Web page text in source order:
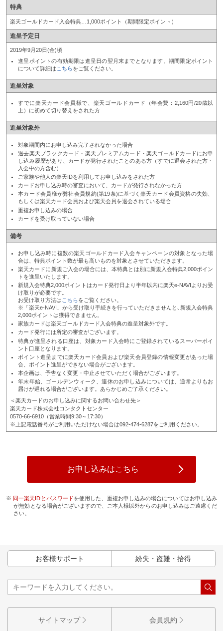
特典
楽天ゴールドカード入会特典…1,000ポイント（期間限定ポイント）
進呈予定日
2019年9月20日(金)頃
進呈ポイントの有効期限は進呈日の翌月末までとなります。期間限定ポイント
について詳細は こちらをご覧ください。
進呈対象
すでに楽天カード会員様で、楽天ゴールドカード（年会費：2,160円/20歳以
上）に初めて切り替えをされた方
進呈対象外
対象期間内にお申し込み完了されなかった場合
過去楽天ブラックカード・楽天プレミアムカード・楽天ゴールドカードにお申
し込み履歴があり、カードが発行されたことのある方（すでに退会された方・
入会中の方含む）
ご家族や他人の楽天IDを利用してお申し込みをされた方
カードお申し込み時の審査において、カードが発行されなかった方
本カード会員様が弊社会員規約(第19条)に基づく楽天カード会員資格の失効、
もしくは楽天カード会員および楽天会員を退会されている場合
重複お申し込みの場合
カードを受け取っていない場合
備考
お申し込み時に複数の楽天ゴールドカード入会キャンペーンの対象となった場
合は、特典ポイント数が最も高いものを対象とさせていただきます。
楽天カードに新規ご入会の場合には、本特典とは別に新規入会特典2,000ポイン
トを進呈いたします。
新規入会特典2,000ポイントはカード発行日より半年以内に楽天e-NAVIよりお受
け取りが必要です。
お受け取り方法は こちらをご覧ください。
※「楽天e-NAVI」から受け取り手続きを行っていただきませんと､新規入会特典
2,000ポイントは獲得できません。
家族カードは楽天ゴールドカード入会特典の進呈対象外です。
カード発行には所定の審査がございます。
特典が進呈される口座は、対象カード入会時にご登録されているスーパーポイ
ント口座となります。
ポイント進呈までに楽天カード会員および楽天会員登録の情報変更があった場
合、ポイント進呈ができない場合がございます。
本企画は、予告なく変更・中止させていただく場合がございます。
年末年始、ゴールデンウィーク、連休のお申し込みについては、通常よりもお
届けが遅れる場合がございます。あらかじめご了承ください。
＜楽天カードのお申し込みに関するお問い合わせ先＞
楽天カード株式会社コンタクトセンター
0570-66-6910（営業時間9:30～17:30）
※上記電話番号がご利用いただけない場合は092-474-6287をご利用ください。
お申し込みはこちら
※ 同一楽天IDとパスワードを使用した、重複お申し込みの場合についてはお申し込み
が無効となる場合がございますので、ご本人様以外からのお申し込みはご遠慮くだ
さい。
お客様サポート 紛失・盗難・拾得
サイトマップ 会員規約